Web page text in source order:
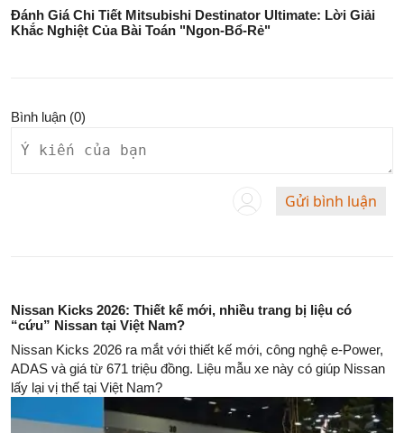
Đánh Giá Chi Tiết Mitsubishi Destinator Ultimate: Lời Giải
Khắc Nghiệt Của Bài Toán "Ngon-Bổ-Rẻ"
Bình luận (0)
Gửi bình luận
Nissan Kicks 2026: Thiết kế mới, nhiều trang bị liệu có
“cứu” Nissan tại Việt Nam?
Nissan Kicks 2026 ra mắt với thiết kế mới, công nghệ e-Power,
ADAS và giá từ 671 triệu đồng. Liệu mẫu xe này có giúp Nissan
lấy lại vị thế tại Việt Nam?